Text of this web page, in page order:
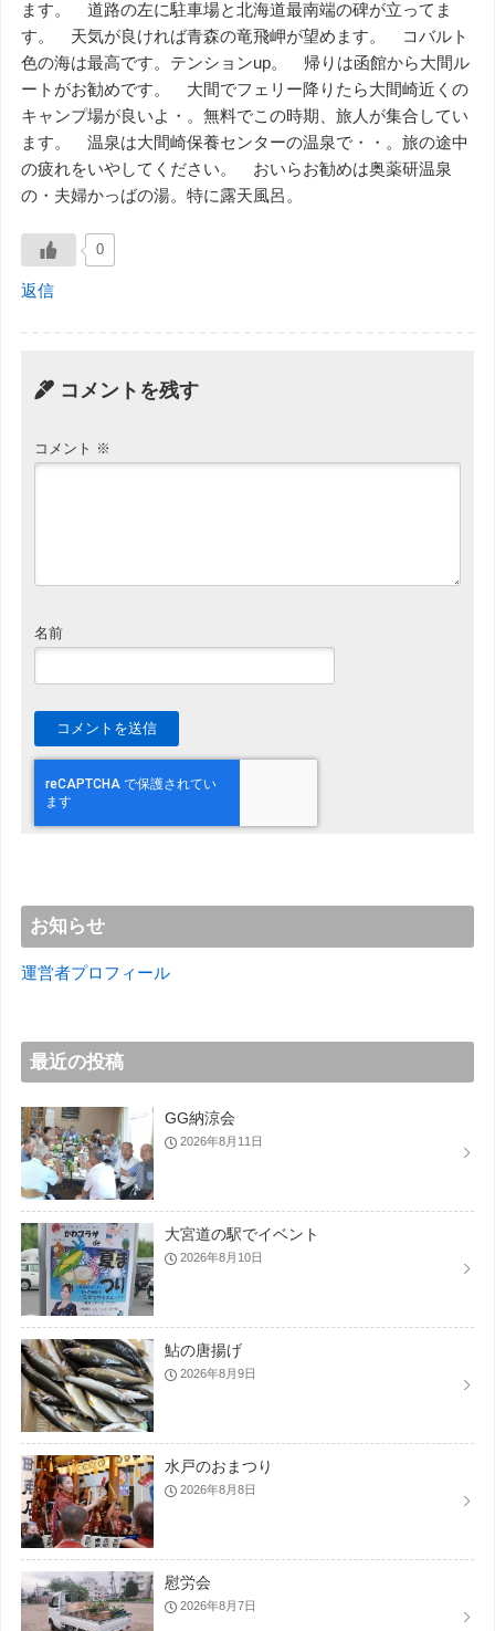
ます。 道路の左に駐車場と北海道最南端の碑が立ってま
す。 天気が良ければ青森の竜飛岬が望めます。 コバルト
色の海は最高です。テンションup。 帰りは函館から大間ル
ートがお勧めです。 大間でフェリー降りたら大間崎近くの
キャンプ場が良いよ・。無料でこの時期、旅人が集合してい
ます。 温泉は大間崎保養センターの温泉で・・。旅の途中
の疲れをいやしてください。 おいらお勧めは奥薬研温泉
の・夫婦かっばの湯。特に露天風呂。
0
返信
コメントを残す
コメント ※
名前
お知らせ
運営者プロフィール
最近の投稿
GG納涼会
2026年8月11日
大宮道の駅でイベント
2026年8月10日
鮎の唐揚げ
2026年8月9日
水戸のおまつり
2026年8月8日
慰労会
2026年8月7日